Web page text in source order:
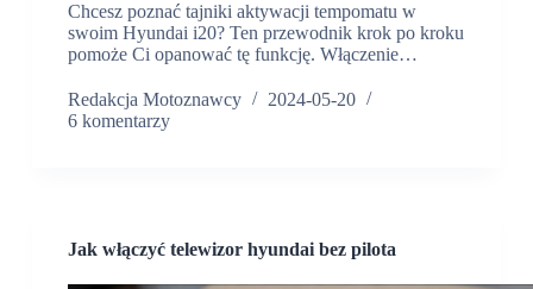
Chcesz poznać tajniki aktywacji tempomatu w
swoim Hyundai i20? Ten przewodnik krok po kroku
pomoże Ci opanować tę funkcję. Włączenie…
Redakcja Motoznawcy
2024-05-20
6 komentarzy
Jak włączyć telewizor hyundai bez pilota